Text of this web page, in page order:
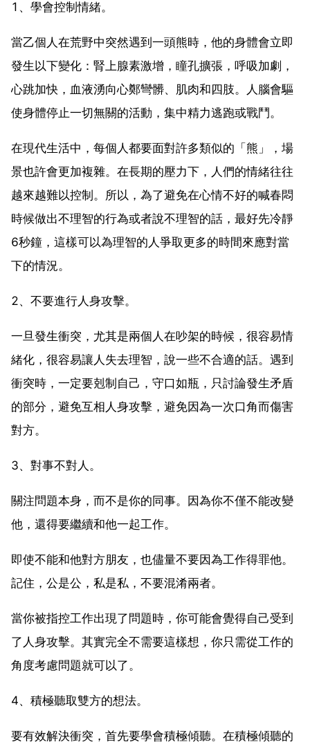
1、學會控制情緒。
當乙個人在荒野中突然遇到一頭熊時，他的身體會立即
發生以下變化：腎上腺素激增，瞳孔擴張，呼吸加劇，
心跳加快，血液湧向心鄭彎髒、肌肉和四肢。人腦會驅
使身體停止一切無關的活動，集中精力逃跑或戰鬥。
在現代生活中，每個人都要面對許多類似的「熊」，場
景也許會更加複雜。在長期的壓力下，人們的情緒往往
越來越難以控制。所以，為了避免在心情不好的喊春悶
時候做出不理智的行為或者說不理智的話，最好先冷靜
6秒鐘，這樣可以為理智的人爭取更多的時間來應對當
下的情況。
2、不要進行人身攻擊。
一旦發生衝突，尤其是兩個人在吵架的時候，很容易情
緒化，很容易讓人失去理智，說一些不合適的話。遇到
衝突時，一定要剋制自己，守口如瓶，只討論發生矛盾
的部分，避免互相人身攻擊，避免因為一次口角而傷害
對方。
3、對事不對人。
關注問題本身，而不是你的同事。因為你不僅不能改變
他，還得要繼續和他一起工作。
即使不能和他對方朋友，也儘量不要因為工作得罪他。
記住，公是公，私是私，不要混淆兩者。
當你被指控工作出現了問題時，你可能會覺得自己受到
了人身攻擊。其實完全不需要這樣想，你只需從工作的
角度考慮問題就可以了。
4、積極聽取雙方的想法。
要有效解決衝突，首先要學會積極傾聽。在積極傾聽的